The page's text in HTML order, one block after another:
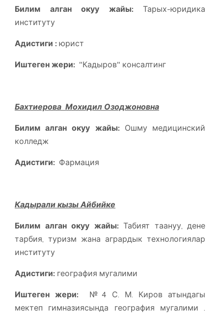
Билим алган окуу жайы: Тарых-юридика
институту
Адистиги : юрист
Иштеген жери: "Кадыров" консалтинг
Бахтиерова Мохидил Озоджоновна
Билим алган окуу жайы: Ошму медицинский
колледж
Адистиги: Фармация
Кадырали кызы Айбийке
Билим алган окуу жайы: Табият таануу, дене
тарбия, туризм жана агрардык технологиялар
институту
Адистиги: география мугалими
Иштеген жери: №4 С. М. Киров атындагы
мектеп гимназиясында география мугалими .